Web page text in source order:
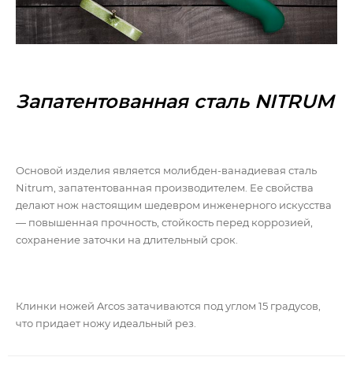
Запатентованная сталь NITRUM
Основой изделия является молибден-ванадиевая сталь
Nitrum, запатентованная производителем. Ее свойства
делают нож настоящим шедевром инженерного искусства
— повышенная прочность, стойкость перед коррозией,
сохранение заточки на длительный срок.
Клинки ножей Arcos затачиваются под углом 15 градусов,
что придает ножу идеальный рез.